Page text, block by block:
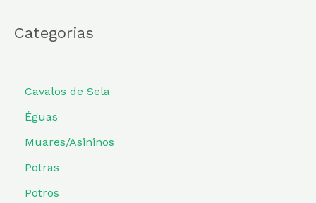
Categorias
Cavalos de Sela
Éguas
Muares/Asininos
Potras
Potros